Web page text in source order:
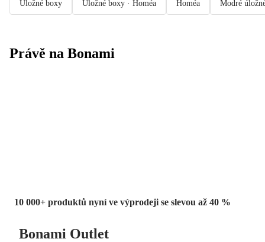
Úložné boxy Úložné boxy · Homéa Homéa Modré
Právě na Bonami
10 000+ produktů nyní ve výprodeji se slevou až 40 %
Bonami Outlet